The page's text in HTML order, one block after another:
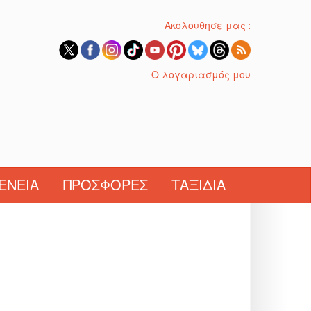
Ακολουθησε μας :
Ο λογαριασμός μου
ΠΡΟΣΦΟΡΈΣ ΤΑΞΊΔΙΑ